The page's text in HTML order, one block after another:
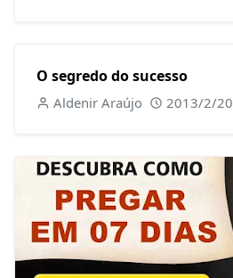
O segredo do sucesso
Aldenir Araújo 2013/2/20